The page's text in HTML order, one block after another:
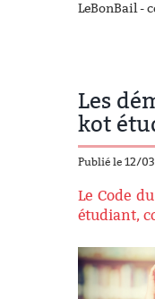
LeBonBail -
Les
kot
Publié le 12/
Le Code
étudiant,